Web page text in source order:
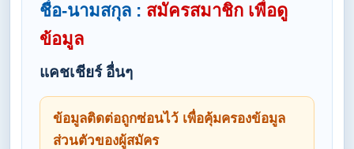
ชื่อ-นามสกุล : สมัครสมาชิก เพื่อดู
ข้อมูล
แคชเชียร์ อื่นๆ
ข้อมูลติดต่อถูกซ่อนไว้ เพื่อคุ้มครองข้อมูล
ส่วนตัวของผู้สมัคร